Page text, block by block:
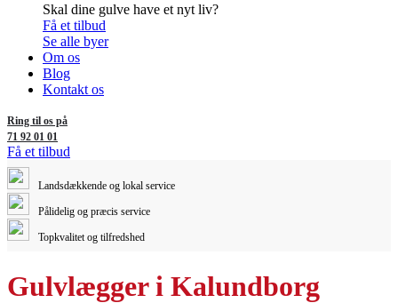
Skal dine gulve have et nyt liv?
Få et tilbud
Se alle byer
Om os
Blog
Kontakt os
Ring til os på
71 92 01 01
Få et tilbud
Landsdækkende og lokal service
Pålidelig og præcis service
Topkvalitet og tilfredshed
gulvlægger i Kalundborg